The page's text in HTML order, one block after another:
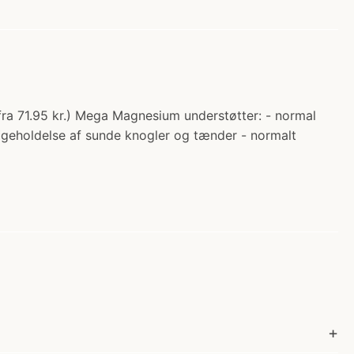
71.95 kr.) Mega Magnesium understøtter: - normal
af sunde knogler og tænder - normalt